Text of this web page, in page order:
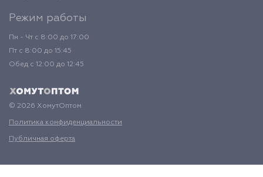
Режим работы
Пн - Чт с 8:00 до 17:00
Пт с 8:00 до 15:45
Обед с 12:00 до 12:45
© 2026 ХомутОптом
Политика конфиденциальности
Публичная оферта